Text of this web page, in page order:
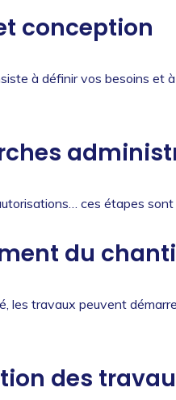
conception
à définir vos besoins et
ces étapes
du
les travaux peuvent
des